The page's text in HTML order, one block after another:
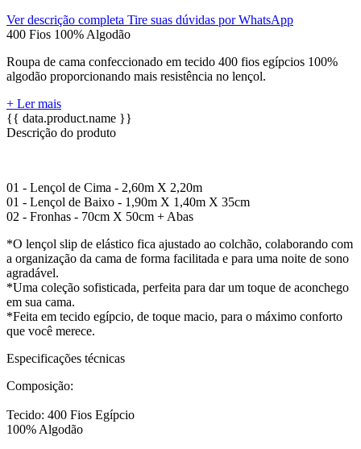
Ver descrição completa Tire suas dúvidas por WhatsApp
400 Fios 100% Algodão
Roupa de cama confeccionado em tecido 400 fios egípcios 100%
algodão proporcionando mais resistência no lençol.
+ Ler mais
{{ data.product.name }}
Descrição do produto
01 - Lençol de Cima - 2,60m X 2,20m
01 - Lençol de Baixo - 1,90m X 1,40m X 35cm
02 - Fronhas - 70cm X 50cm + Abas
*O lençol slip de elástico fica ajustado ao colchão, colaborando com
a organização da cama de forma facilitada e para uma noite de sono
agradável.
*Uma coleção sofisticada, perfeita para dar um toque de aconchego
em sua cama.
*Feita em tecido egípcio, de toque macio, para o máximo conforto
que você merece.
Especificações técnicas
Composição:
Tecido: 400 Fios Egípcio
100% Algodão